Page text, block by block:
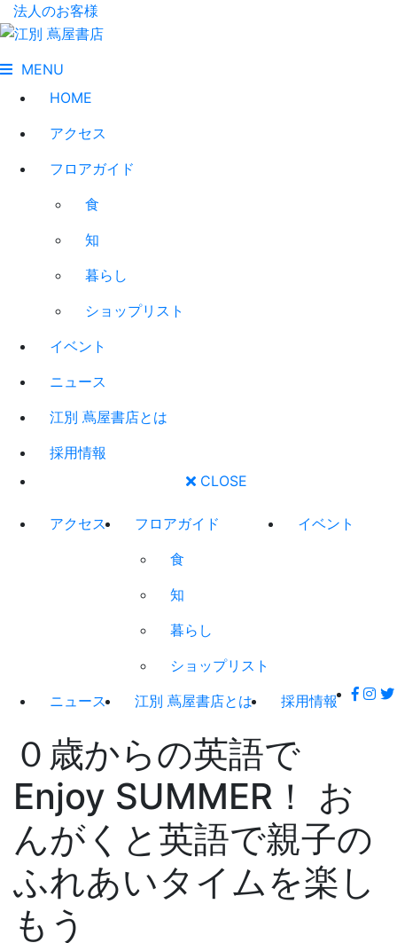
法人のお客様
MENU
HOME
アクセス
フロアガイド
食
知
暮らし
ショップリスト
イベント
ニュース
江別 蔦屋書店とは
採用情報
CLOSE
アクセス
フロアガイド
食
知
暮らし
ショップリスト
イベント
ニュース 江別 蔦屋書店とは 採用情報
０歳からの英語で
Enjoy SUMMER！ お
んがくと英語で親子の
ふれあいタイムを楽し
もう